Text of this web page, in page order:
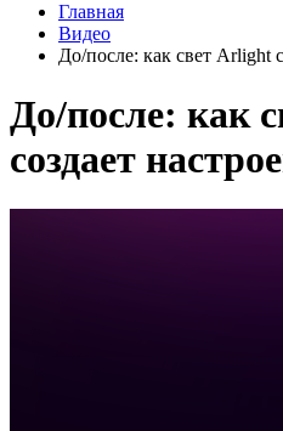
Главная
Видео
До/после: как свет Arlight
До/после: как
создает